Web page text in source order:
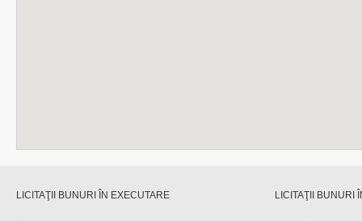
LICITAŢII BUNURI ÎN EXECUTARE LICITAŢII BUNURI